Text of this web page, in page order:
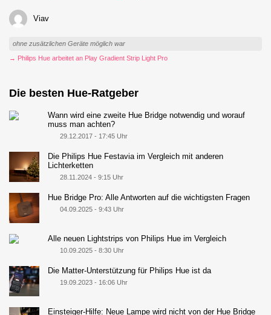
Viav
ohne zusätzlichen Geräte möglich war
→ Philips Hue arbeitet an Play Gradient Strip Light Pro
Die besten Hue-Ratgeber
Wann wird eine zweite Hue Bridge notwendig und worauf
muss man achten?
29.12.2017 - 17:45 Uhr
Die Philips Hue Festavia im Vergleich mit anderen
Lichterketten
28.11.2024 - 9:15 Uhr
Hue Bridge Pro: Alle Antworten auf die wichtigsten Fragen
04.09.2025 - 9:43 Uhr
Alle neuen Lightstrips von Philips Hue im Vergleich
10.09.2025 - 8:30 Uhr
Die Matter-Unterstützung für Philips Hue ist da
19.09.2023 - 16:06 Uhr
Einsteiger-Hilfe: Neue Lampe wird nicht von der Hue Bridge